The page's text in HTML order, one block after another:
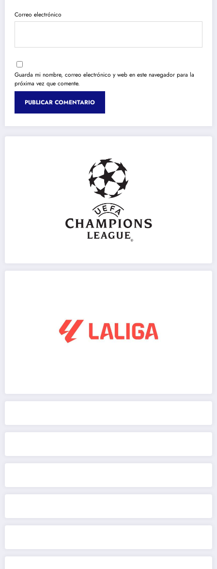
Correo electrónico
Guarda mi nombre, correo electrónico y web en este navegador para la
próxima vez que comente.